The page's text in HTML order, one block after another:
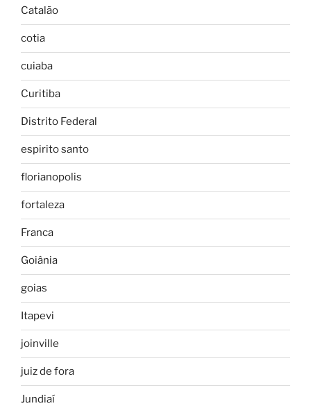
Catalão
cotia
cuiaba
Curitiba
Distrito Federal
espirito santo
florianopolis
fortaleza
Franca
Goiânia
goias
Itapevi
joinville
juiz de fora
Jundiaí